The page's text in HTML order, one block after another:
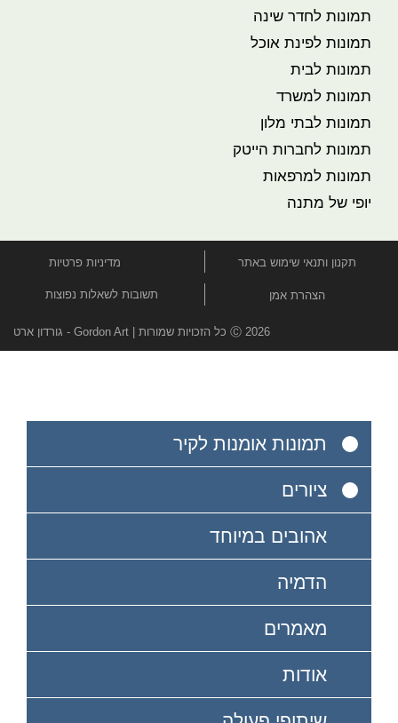
תמונות לחדר שינה
תמונות לפינת אוכל
תמונות לבית
תמונות למשרד
תמונות לבתי מלון
תמונות לחברות הייטק
תמונות למרפאות
יופי של מתנה
תקנון ותנאי שימוש באתר מדיניות פרטיות
הצהרת אמן תשובות לשאלות נפוצות
Ⓒ 2026 כל הזכויות שמורות | Gordon Art - גורדון ארט
תמונות אומנות לקיר
ציורים
אהובים במיוחד
הדמיה
מאמרים
אודות